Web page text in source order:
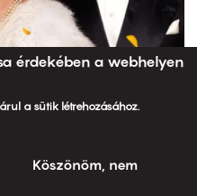
érdekében a webhelyen
a sütik létrehozásához.
Köszönöm, nem